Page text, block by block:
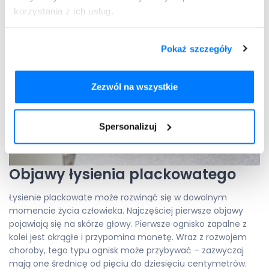
korzystania z ich usług.
Pokaż szczegóły
Zezwól na wszystkie
Spersonalizuj
Objawy łysienia plackowatego
Łysienie plackowate może rozwinąć się w dowolnym
momencie życia człowieka. Najczęściej pierwsze objawy
pojawiają się na skórze głowy. Pierwsze ognisko zapalne z
kolei jest okrągłe i przypomina monetę. Wraz z rozwojem
choroby, tego typu ognisk może przybywać – zazwyczaj
mają one średnicę od pięciu do dziesięciu centymetrów.